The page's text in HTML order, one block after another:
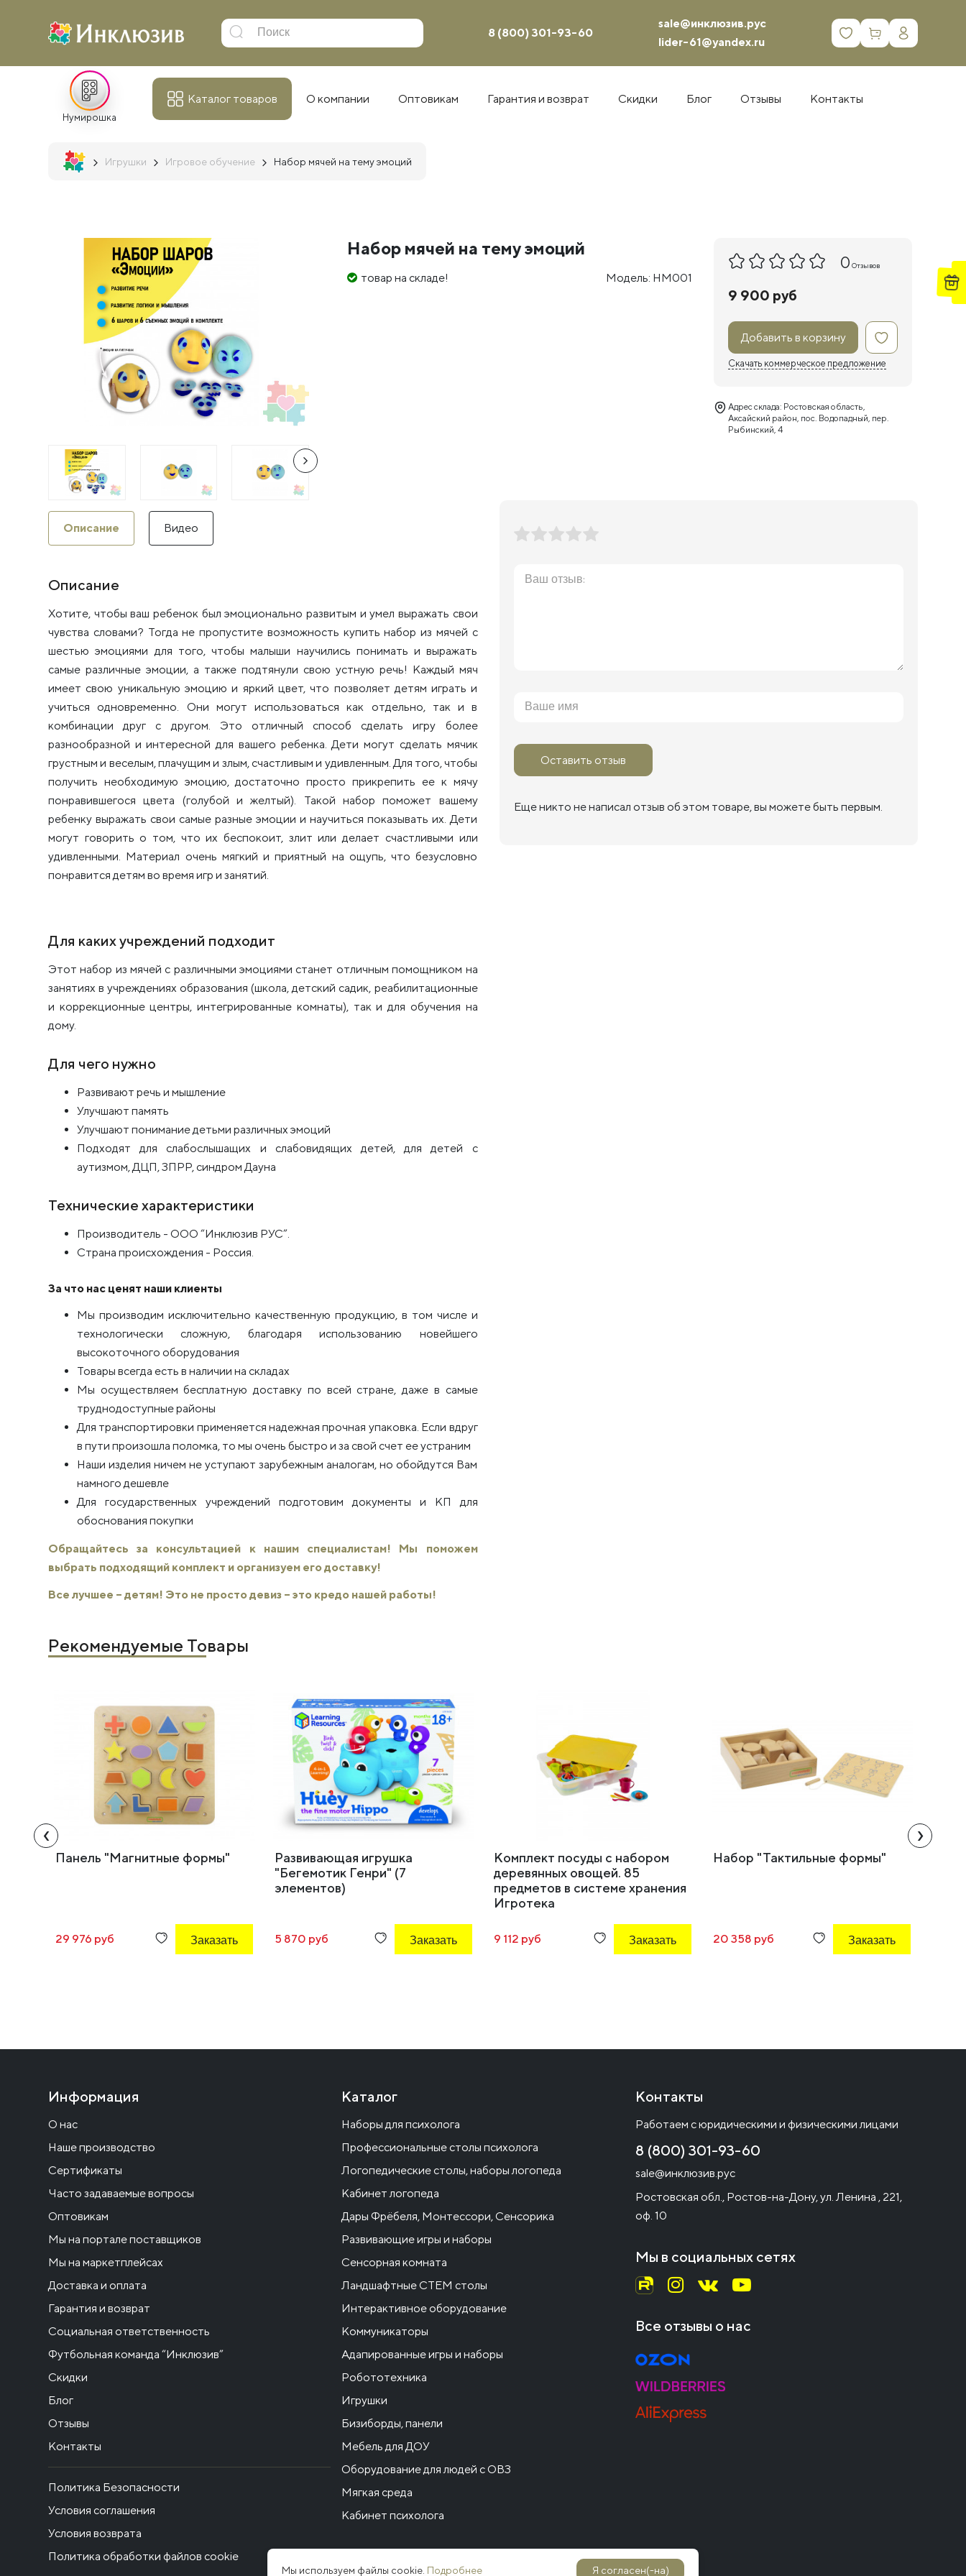
8 (800) 301-93-60
sale@инклюзив.рус
lider-61@yandex.ru
0
Нумирошка
Каталог товаров О компании Оптовикам Гарантия и возврат Скидки Блог Отзывы Контакты
Игрушки Игровое обучение Набор мячей на тему эмоций
Набор мячей на тему эмоций
товар на складе! Модель: НМ001
0 Отзывов
9 900 руб
Добавить в корзину
Скачать коммерческое предложение
Адрес склада: Ростовская область,
Аксайский район, пос. Водопадный, пер.
Рыбинский, 4
Описание Видео
Описание
Хотите, чтобы ваш ребенок был эмоционально развитым и умел выражать свои
чувства словами? Тогда не пропустите возможность купить набор из мячей с
шестью эмоциями для того, чтобы малыши научились понимать и выражать
самые различные эмоции, а также подтянули свою устную речь! Каждый мяч
имеет свою уникальную эмоцию и яркий цвет, что позволяет детям играть и
учиться одновременно. Они могут использоваться как отдельно, так и в
комбинации друг с другом. Это отличный способ сделать игру более
разнообразной и интересной для вашего ребенка. Дети могут сделать мячик
грустным и веселым, плачущим и злым, счастливым и удивленным. Для того, чтобы
получить необходимую эмоцию, достаточно просто прикрепить ее к мячу
понравившегося цвета (голубой и желтый). Такой набор поможет вашему
ребенку выражать свои самые разные эмоции и научиться показывать их. Дети
могут говорить о том, что их беспокоит, злит или делает счастливыми или
удивленными. Материал очень мягкий и приятный на ощупь, что безусловно
понравится детям во время игр и занятий.
Для каких учреждений подходит
Этот набор из мячей с различными эмоциями станет отличным помощником на
занятиях в учреждениях образования (школа, детский садик, реабилитационные
и коррекционные центры, интегрированные комнаты), так и для обучения на
дому.
Для чего нужно
Развивают речь и мышление
Улучшают память
Улучшают понимание детьми различных эмоций
Подходят для слабослышащих и слабовидящих детей, для детей с
аутизмом, ДЦП, ЗПРР, синдром Дауна
Технические характеристики
Производитель - ООО “Инклюзив РУС”.
Страна происхождения - Россия.
За что нас ценят наши клиенты
Мы производим исключительно качественную продукцию, в том числе и
технологически сложную, благодаря использованию новейшего
высокоточного оборудования
Товары всегда есть в наличии на складах
Мы осуществляем бесплатную доставку по всей стране, даже в самые
труднодоступные районы
Для транспортировки применяется надежная прочная упаковка. Если вдруг
в пути произошла поломка, то мы очень быстро и за свой счет ее устраним
Наши изделия ничем не уступают зарубежным аналогам, но обойдутся Вам
намного дешевле
Для государственных учреждений подготовим документы и КП для
обоснования покупки
Обращайтесь за консультацией к нашим специалистам! Мы поможем
выбрать подходящий комплект и организуем его доставку!
Все лучшее – детям! Это не просто девиз – это кредо нашей работы!
Оставить отзыв
Еще никто не написал отзыв об этом товаре, вы можете быть первым.
Рекомендуемые Товары
Панель "Магнитные формы"
29 976 руб Заказать
Развивающая игрушка
"Бегемотик Генри" (7
элементов)
5 870 руб Заказать
Комплект посуды с набором
деревянных овощей. 85
предметов в системе хранения
Игротека
9 112 руб Заказать
Набор "Тактильные формы"
20 358 руб Заказать
‹ ›
Информация
О нас
Наше производство
Сертификаты
Часто задаваемые вопросы
Оптовикам
Мы на портале поставщиков
Мы на маркетплейсах
Доставка и оплата
Гарантия и возврат
Социальная ответственность
Футбольная команда “Инклюзив”
Скидки
Блог
Отзывы
Контакты
Политика Безопасности
Условия соглашения
Условия возврата
Политика обработки файлов cookie
Каталог
Наборы для психолога
Профессиональные столы психолога
Логопедические столы, наборы логопеда
Кабинет логопеда
Дары Фрёбеля, Монтессори, Сенсорика
Развивающие игры и наборы
Сенсорная комната
Ландшафтные СТЕМ столы
Интерактивное оборудование
Коммуникаторы
Адапированные игры и наборы
Робототехника
Игрушки
Бизиборды, панели
Мебель для ДОУ
Оборудование для людей с ОВЗ
Мягкая среда
Кабинет психолога
Контакты
Работаем с юридическими и физическими лицами
8 (800) 301-93-60
sale@инклюзив.рус
Ростовская обл., Ростов-на-Дону, ул. Ленина , 221,
оф. 10
Мы в социальных сетях
Все отзывы о нас
Мы используем файлы cookie. Подробнее Я согласен(-на)